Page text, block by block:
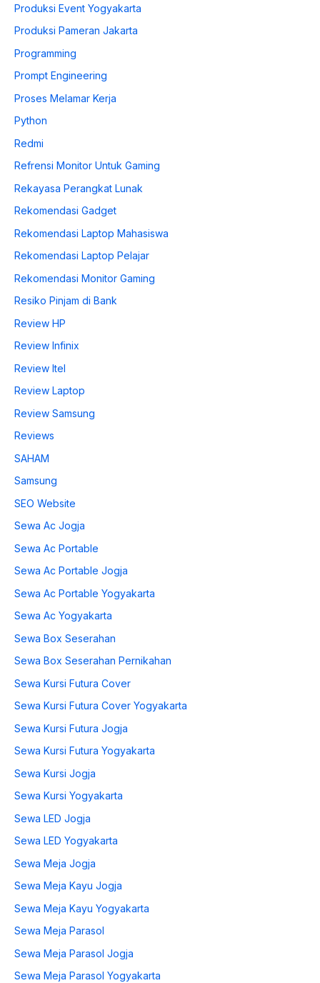
Produksi Event Yogyakarta
Produksi Pameran Jakarta
Programming
Prompt Engineering
Proses Melamar Kerja
Python
Redmi
Refrensi Monitor Untuk Gaming
Rekayasa Perangkat Lunak
Rekomendasi Gadget
Rekomendasi Laptop Mahasiswa
Rekomendasi Laptop Pelajar
Rekomendasi Monitor Gaming
Resiko Pinjam di Bank
Review HP
Review Infinix
Review Itel
Review Laptop
Review Samsung
Reviews
SAHAM
Samsung
SEO Website
Sewa Ac Jogja
Sewa Ac Portable
Sewa Ac Portable Jogja
Sewa Ac Portable Yogyakarta
Sewa Ac Yogyakarta
Sewa Box Seserahan
Sewa Box Seserahan Pernikahan
Sewa Kursi Futura Cover
Sewa Kursi Futura Cover Yogyakarta
Sewa Kursi Futura Jogja
Sewa Kursi Futura Yogyakarta
Sewa Kursi Jogja
Sewa Kursi Yogyakarta
Sewa LED Jogja
Sewa LED Yogyakarta
Sewa Meja Jogja
Sewa Meja Kayu Jogja
Sewa Meja Kayu Yogyakarta
Sewa Meja Parasol
Sewa Meja Parasol Jogja
Sewa Meja Parasol Yogyakarta